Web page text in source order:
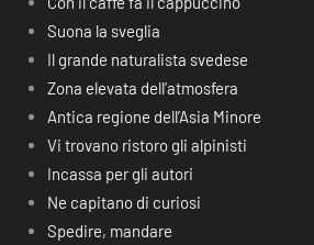
Suona la sveglia
Il grande naturalista svedese
Zona elevata dell’atmosfera
Antica regione dell’Asia Minore
Vi trovano ristoro gli alpinisti
Incassa per gli autori
Ne capitano di curiosi
Spedire, mandare